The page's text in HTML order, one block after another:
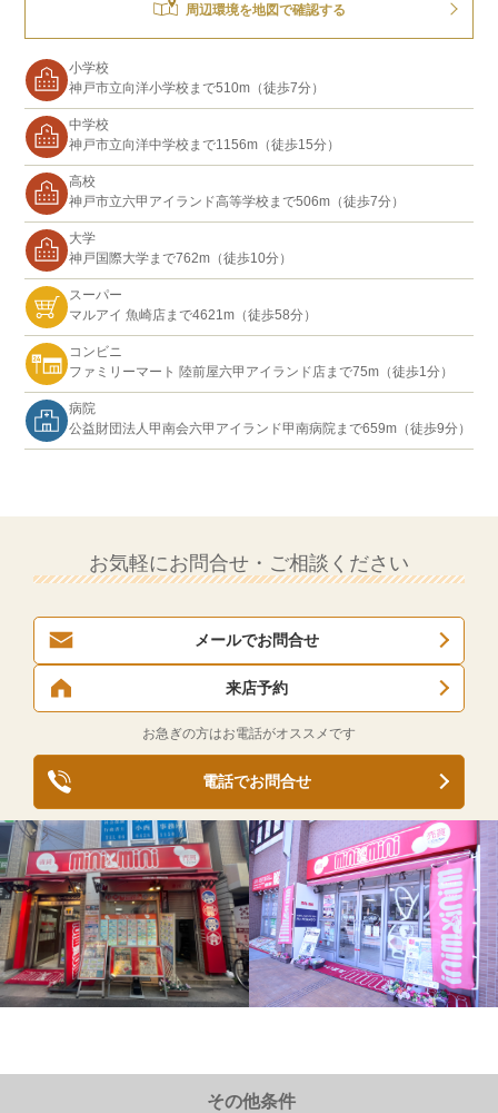
周辺環境を地図で確認する
小学校
神戸市立向洋小学校まで510m（徒歩7分）
中学校
神戸市立向洋中学校まで1156m（徒歩15分）
高校
神戸市立六甲アイランド高等学校まで506m（徒歩7分）
大学
神戸国際大学まで762m（徒歩10分）
スーパー
マルアイ 魚崎店まで4621m（徒歩58分）
コンビニ
ファミリーマート 陸前屋六甲アイランド店まで75m（徒歩1分）
病院
公益財団法人甲南会六甲アイランド甲南病院まで659m（徒歩9分）
お気軽にお問合せ・ご相談ください
メールでお問合せ
来店予約
お急ぎの方はお電話がオススメです
電話でお問合せ
その他条件